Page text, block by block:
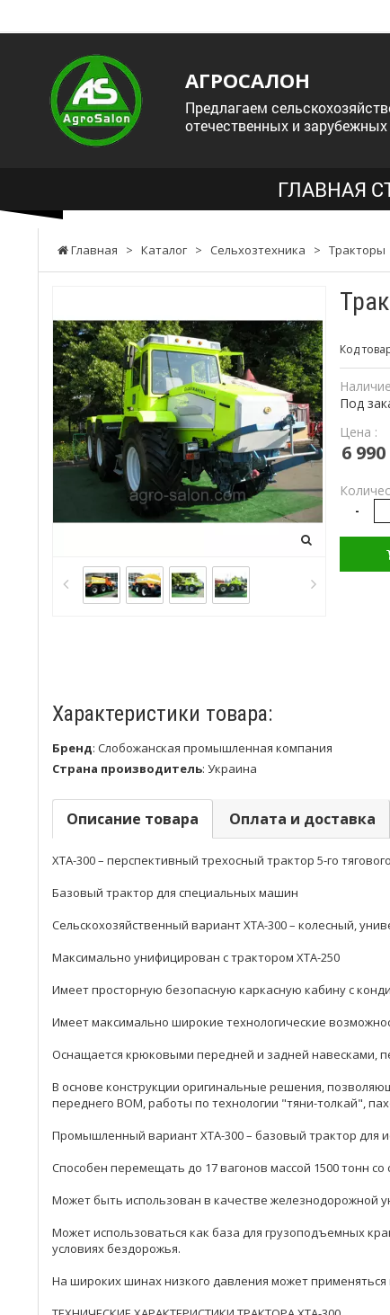
АГРОСАЛОН
Предлагаем
отечественных и
ГЛАВНАЯ
Главная > Каталог > Сельхозтехника > Тракторы
Код
Под
Цена :
6
-
Характеристики товара:
Бренд: Слобожанская промышленная компания
Страна производитель: Украина
Описание товара Оплата и доставка
ХТА-300 – перспективный трехосный трактор 5-го
Базовый трактор для специальных машин
Сельскохозяйственный вариант ХТА-300 – колесный,
Максимально унифицирован с трактором ХТА-250
Имеет просторную безопасную каркасную кабину с
Имеет максимально широкие технологические
Оснащается крюковыми передней и задней навесками,
В основе конструкции оригинальные решения,
переднего ВОМ, работы по технологии "тяни-толкай",
Промышленный вариант ХТА-300 – базовый трактор для
Способен перемещать до 17 вагонов массой 1500 тонн со
Может быть использован в качестве железнодорожной
Может использоваться как база для грузоподъемных
условиях бездорожья.
На широких шинах низкого давления может применяться